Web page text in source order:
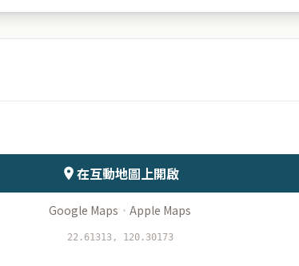
在互動地圖上開啟
Google Maps · Apple Maps
22.61313, 120.30173